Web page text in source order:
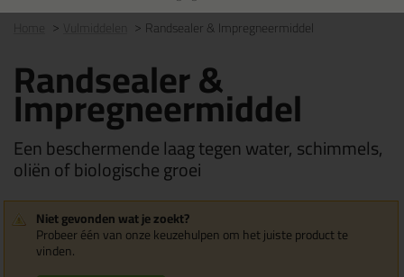
Randsealer & Impregneermiddel
Randsealer &
Impregneermiddel
Een beschermende laag tegen water, schimmels,
oliën of biologische groei
Niet gevonden wat je zoekt?
Probeer één van onze keuzehulpen om het juiste product te
vinden.